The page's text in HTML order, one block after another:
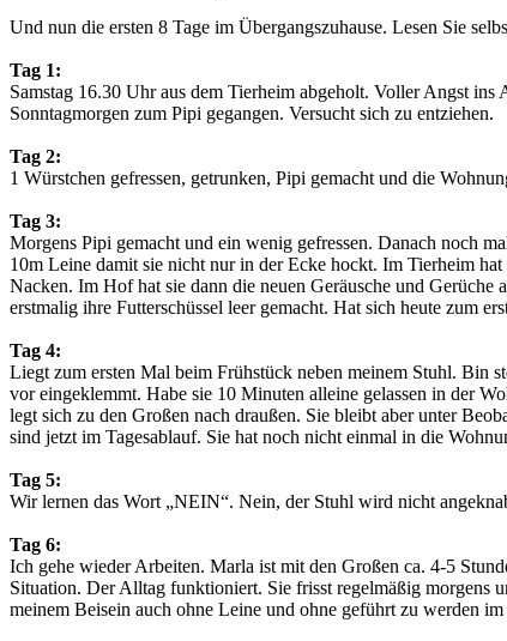
Und nun die ersten 8 Tage im Übergangszuhause. Lesen Sie
Tag 1:
Samstag 16.30 Uhr aus dem Tierheim abgeholt. Voller Angst
Sonntagmorgen zum Pipi gegangen. Versucht sich zu entziehen.
Tag 2:
1 Würstchen gefressen, getrunken, Pipi gemacht und die
Tag 3:
Morgens Pipi gemacht und ein wenig gefressen. Danach noch
10m Leine damit sie nicht nur in der Ecke hockt. Im Tierheim
Nacken. Im Hof hat sie dann die neuen Geräusche und
erstmalig ihre Futterschüssel leer gemacht. Hat sich heute zum
Tag 4:
Liegt zum ersten Mal beim Frühstück neben meinem Stuhl. Bin
vor eingeklemmt. Habe sie 10 Minuten alleine gelassen in der
legt sich zu den Großen nach draußen. Sie bleibt aber unter
sind jetzt im Tagesablauf. Sie hat noch nicht einmal in die
Tag 5:
Wir lernen das Wort „NEIN“. Nein, der Stuhl wird nicht
Tag 6:
Ich gehe wieder Arbeiten. Marla ist mit den Großen ca. 4-5
Situation. Der Alltag funktioniert. Sie frisst regelmäßig morgens
meinem Beisein auch ohne Leine und ohne geführt zu werden